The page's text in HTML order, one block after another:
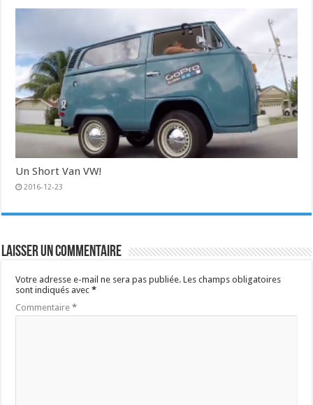
Un Short Van VW!
2016-12-23
Laisser un commentaire
Votre adresse e-mail ne sera pas publiée. Les champs obligatoires
sont indiqués avec*
Commentaire*